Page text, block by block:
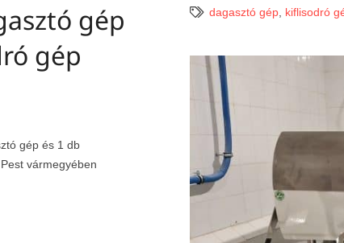
gép
gép
gép és 1 db
vármegyében
dagasztó gép, kiflisodró